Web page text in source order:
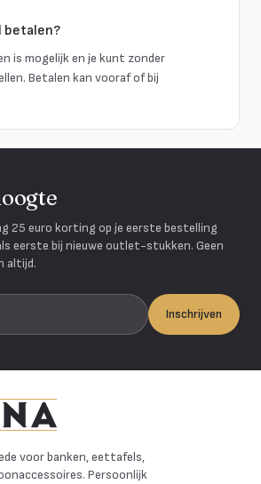
betalen?
is mogelijk en je kunt zonder
Betalen kan vooraf of bij
25 euro korting op je eerste bestelling
eerste bij nieuwe outlet-stukken. Geen
altijd.
Inschrijven
voor banken, eettafels,
Persoonlijk